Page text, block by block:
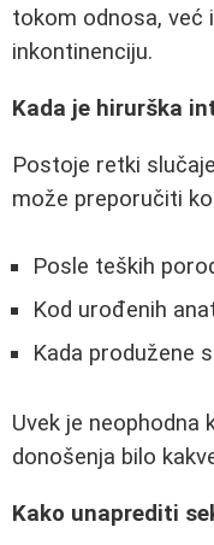
tokom odnosa, već
inkontinenciju.
Kada je hirurška
Postoje retki
može preporučiti
Posle teških
Kod urođenih
Kada produžene
Uvek je neophodna
donošenja bilo
Kako unaprediti